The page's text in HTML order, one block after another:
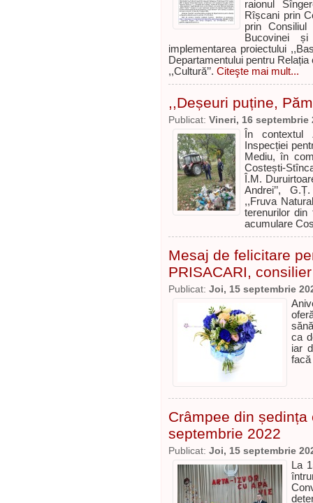
raionul
Rîșcani prin
prin
Bucovinei
implementarea proiectului
Departamentului pentru
,,Cultură’’. Citeşte mai mult...
,,Deșeuri puține,
Publicat: Vineri, 16 septembrie
În contextul
Inspecției
Mediu, în
Costești-
Î.M.
Andrei’’,
,,Fruva
terenurilor
acumulare
Mesaj de felicitare
PRISACARI,
Publicat: Joi, 15 septembrie
ca
iar
Crâmpee din
septembrie 2022
Publicat: Joi, 15 septembrie
La